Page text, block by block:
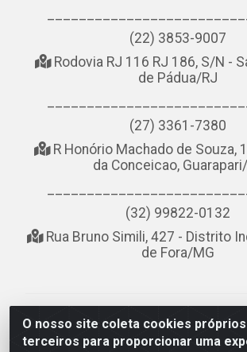
O nosso site coleta cookies
terceiros para proporcionar uma
(22) 3853-9007
Rodovia RJ 116 RJ 186, S/N -
de Pádua/RJ
(27) 3361-7380
R Honório Machado de Souza,
da Conceicao,
(32) 99822-0132
Rua Bruno Simili, 427 - Distrito
de Fora/MG
NOBREDO COMÉRCIO E LOGÍSTICA
ABDIAS JOSÉ DOS SANTOS, LADO